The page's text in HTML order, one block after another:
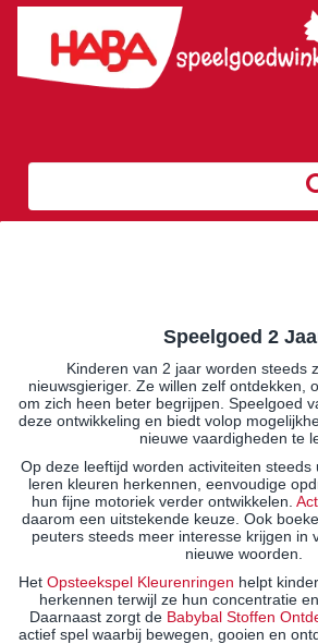
Speelgoed 2
Kinderen van 2 jaar worden steeds
nieuwsgieriger. Ze willen zelf ontdekken,
om zich heen beter begrijpen. Speelgoed
deze ontwikkeling en biedt volop
nieuwe vaardigheden te
Op deze leeftijd worden activiteiten steeds
leren kleuren herkennen, eenvoudige
hun fijne motoriek verder ontwikkelen.
daarom een uitstekende keuze. Ook
peuters steeds meer interesse krijgen in
nieuwe woorden.
Het Opsteekspel Kleurenringen helpt
herkennen terwijl ze hun concentratie
Daarnaast zorgt de Babybal Stoffen
actief spel waarbij bewegen, gooien en